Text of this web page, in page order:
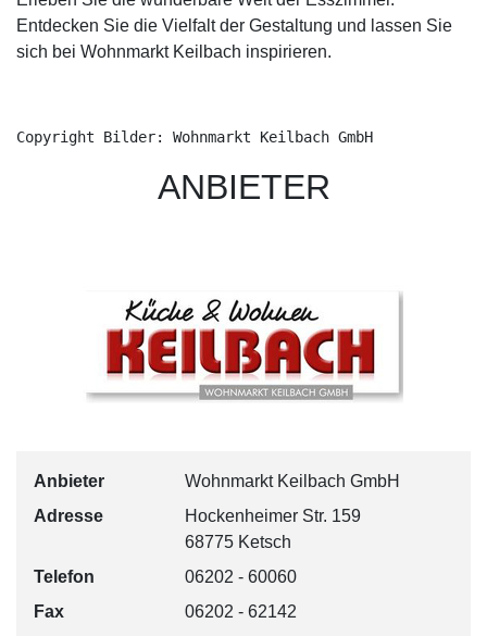
Entdecken Sie die Vielfalt der Gestaltung und lassen Sie
sich bei Wohnmarkt Keilbach inspirieren.
Copyright Bilder: Wohnmarkt Keilbach GmbH
ANBIETER
Anbieter
Wohnmarkt Keilbach GmbH
Adresse
Hockenheimer Str. 159
68775 Ketsch
Telefon
06202 - 60060
Fax
06202 - 62142